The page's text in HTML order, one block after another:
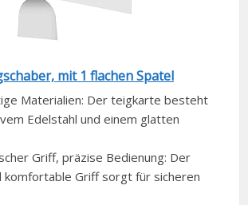
mit 1 flachen Spatel
Materialien: Der teigkarte besteht
Edelstahl und einem glatten
Griff, präzise Bedienung: Der
komfortable Griff sorgt für sicheren